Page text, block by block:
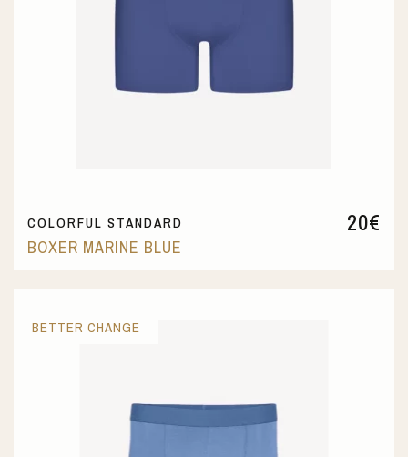
20€
COLORFUL STANDARD
BOXER MARINE BLUE
BETTER CHANGE